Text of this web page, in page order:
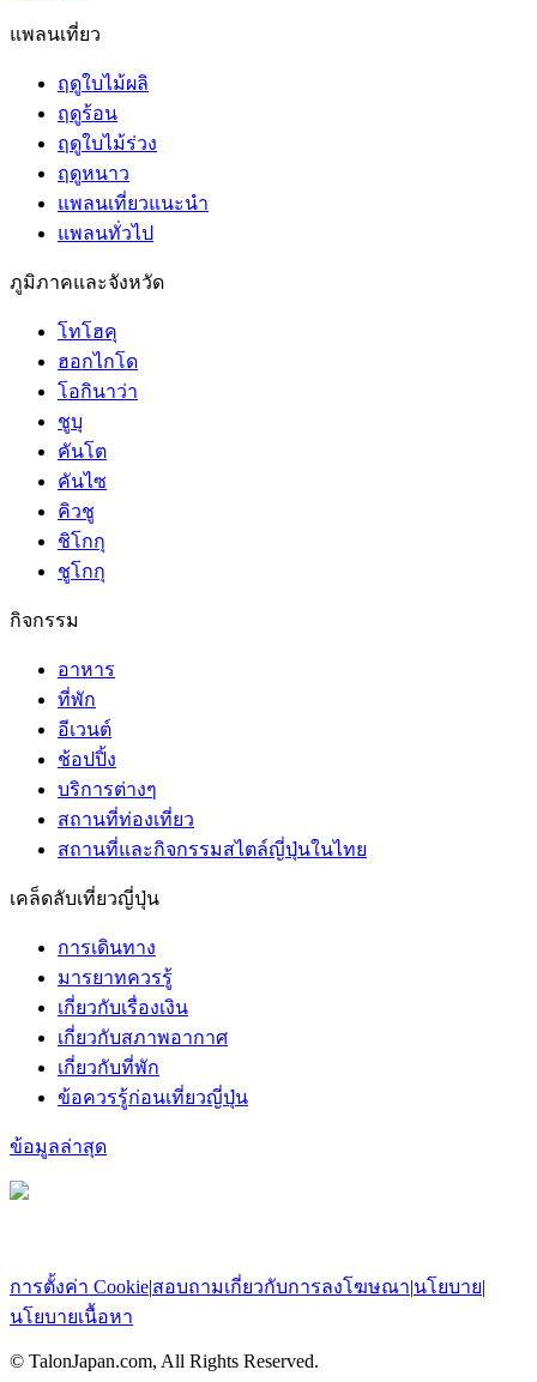
แพลนเที่ยว
ฤดูใบไม้ผลิ
ฤดูร้อน
ฤดูใบไม้ร่วง
ฤดูหนาว
แพลนเที่ยวแนะนำ
แพลนทั่วไป
ภูมิภาคและจังหวัด
โทโฮคุ
ฮอกไกโด
โอกินาว่า
ชูบุ
คันโต
คันไซ
คิวชู
ชิโกกุ
ชูโกกุ
กิจกรรม
อาหาร
ที่พัก
อีเวนต์
ช้อปปิ้ง
บริการต่างๆ
สถานที่ท่องเที่ยว
สถานที่และกิจกรรมสไตล์ญี่ปุ่นในไทย
เคล็ดลับเที่ยวญี่ปุ่น
การเดินทาง
มารยาทควรรู้
เกี่ยวกับเรื่องเงิน
เกี่ยวกับสภาพอากาศ
เกี่ยวกับที่พัก
ข้อควรรู้ก่อนเที่ยวญี่ปุ่น
ข้อมูลล่าสุด
การตั้งค่า Cookie|สอบถามเกี่ยวกับการลงโฆษณา|นโยบาย|
นโยบายเนื้อหา
© TalonJapan.com, All Rights Reserved.